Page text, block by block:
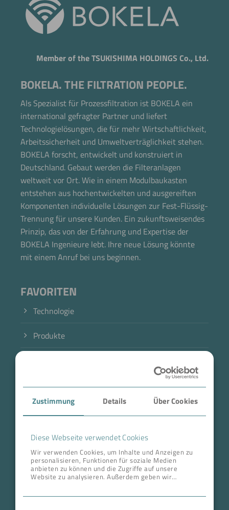
Zustimmung Details Über Cookies
Diese Webseite verwendet Cookies
Wir verwenden Cookies, um Inhalte und Anzeigen zu
personalisieren, Funktionen für soziale Medien
anbieten zu können und die Zugriffe auf unsere
Website zu analysieren. Außerdem geben wir
Member of the TSUKISHIMA HOLDINGS Co., Ltd.
BOKELA. THE FILTRATION PEOPLE.
Als Spezialist für Prozessfiltration ist BOKELA ein
international gefragter Partner und liefert
Technologielösungen, die für mehr Wirtschaftlichkeit,
Arbeitssicherheit und Umweltverträglichkeit stehen.
BOKELA forscht, entwickelt und konstruiert in
Deutschland. Gebaut werden die Filteranlagen
weltweit vor Ort. Wie in einem Modulbaukasten
entstehen aus hochentwickelten und ausgereiften
Komponenten individuelle Lösungen zur Fest-Flüssig-
Trennung für unsere Kunden. Ein zukunftsweisendes
Prinzip, das von der Erfahrung und Expertise der
BOKELA Ingenieure lebt. Ihre neue Lösung könnte
mit einem Anruf bei uns beginnen.
FAVORITEN
Technologie
Produkte
Case Studies
Über BOKELA
Karriere
ANSCHRIFT ZENTRALE
Tullastr. 64 | 76131 Karlsruhe